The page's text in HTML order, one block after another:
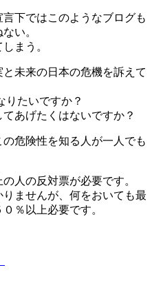
下ではこのようなブログも
い。
まう。
未来の日本の危機を訴えて
りたいですか？
あげたくはないですか？
危険性を知る人が一人でも
人の反対票が必要です。
ませんが、何をおいても最
％以上必要です。